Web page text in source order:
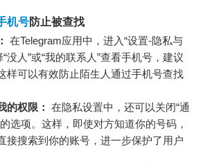
机号防止被查找
在Telegram应用中，进入“设置-隐私与
没人”或“我的联系人”查看手机号，建议
样可以有效防止陌生人通过手机号查找
的权限： 在隐私设置中，还可以关闭“通
选项。这样，即使对方知道你的号码，
接搜索到你的账号，进一步保护了用户